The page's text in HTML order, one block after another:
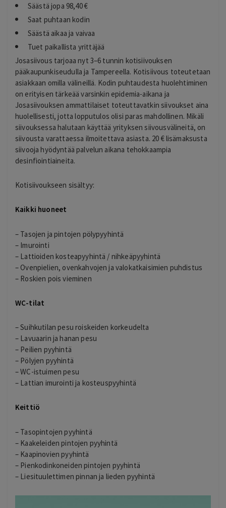
Säästä jopa 98,40 €
Saat puhtaan kodin
Säästä aikaa ja vaivaa
Tuet paikallista yrittäjää
Josasiivous tarjoaa nyt 3–6 tunnin kotisiivouksen
pääkaupunkiseudulla ja Tampereella. Kotisiivous toteutetaan
asiakkaan omilla välineillä. Kodin puhtaudesta huolehtiminen
on erityisen tärkeää varsinkin epidemia-aikana ja
Josasiivouksen ammattilaiset toteuttavatkin siivoukset aina
huolellisesti, jotta lopputulos olisi paras mahdollinen. Mikäli
siivouksessa halutaan käyttää yrityksen siivousvälineitä, on
siivousta varattaessa ilmoitettava asiasta. 20 € lisämaksusta
siivooja hyödyntää palvelun aikana tehokkaampia
desinfiointiaineita.
Kotisiivoukseen sisältyy:
Kaikki huoneet
– Tasojen ja pintojen pölypyyhintä
– Imurointi
– Lattioiden kosteapyyhintä / nihkeäpyyhintä
– Ovenpielien, ovenkahvojen ja valokatkaisimien puhdistus
– Roskien pois vieminen
WC-tilat
– Suihkutilan pesu roiskeiden korkeudelta
– Lavuaarin ja hanan pesu
– Peilien pyyhintä
– Pölyjen pyyhintä
– WC-istuimen pesu
– Lattian imurointi ja kosteuspyyhintä
Keittiö
– Tasopintojen pyyhintä
– Kaakeleiden pintojen pyyhintä
– Kaapinovien pyyhintä
– Pienkodinkoneiden pintojen pyyhintä
– Liesituulettimen pinnan ja lieden pyyhintä